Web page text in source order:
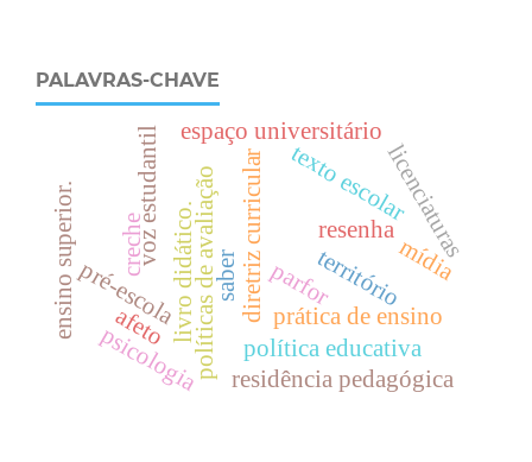
PALAVRAS-CHAVE
resenha
território
diretriz curricular prática de ensino
texto escolar
políticas de avaliação
espaço universitário
saber
política educativa
mídia
residência pedagógica
livro didático.
licenciaturas
parfor
voz estudantil
pré-escola
creche
psicologia
e
n
s
i
n
o
s
u
p
e
r
i
o
r
.
afeto